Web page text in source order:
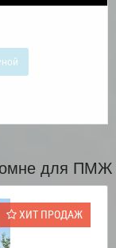
для ПМЖ
ХИТ ПРОДАЖ